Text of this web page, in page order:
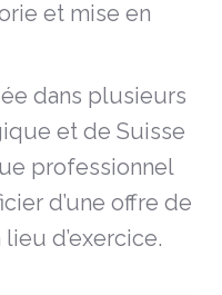
et mise en
dans plusieurs
et de Suisse
professionnel
d’une offre de
d’exercice.